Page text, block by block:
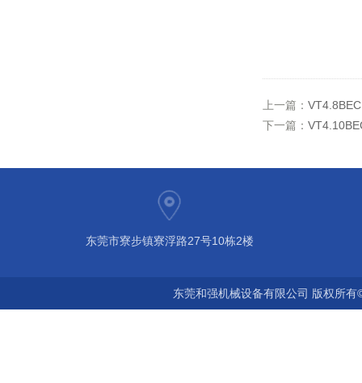
上一篇：
下一篇：
东莞市寮步镇寮浮路27号10栋2楼
东莞和强机械设备有限公司 版权所